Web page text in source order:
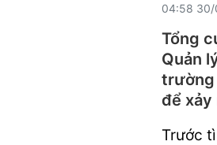
04:58
Tổng
Quản
trường
để
Trước